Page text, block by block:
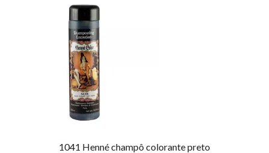
1041 Henné champô colorante preto